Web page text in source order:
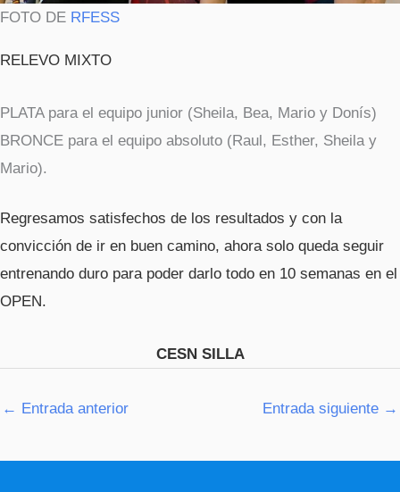
FOTO DE RFESS
RELEVO MIXTO
PLATA para el equipo junior (Sheila, Bea, Mario y Donís)
BRONCE para el equipo absoluto (Raul, Esther, Sheila y
Mario).
Regresamos satisfechos de los resultados y con la
convicción de ir en buen camino, ahora solo queda seguir
entrenando duro para poder darlo todo en 10 semanas en el
OPEN.
CESN SILLA
← Entrada anterior Entrada siguiente →